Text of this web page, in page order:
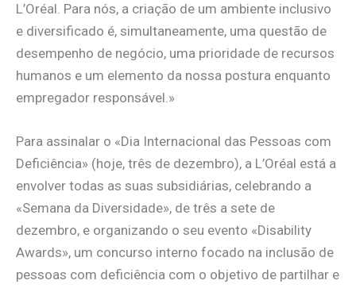
L’Oréal. Para nós, a criação de um ambiente inclusivo
e diversificado é, simultaneamente, uma questão de
desempenho de negócio, uma prioridade de recursos
humanos e um elemento da nossa postura enquanto
empregador responsável.»
Para assinalar o «Dia Internacional das Pessoas com
Deficiência» (hoje, três de dezembro), a L’Oréal está a
envolver todas as suas subsidiárias, celebrando a
«Semana da Diversidade», de três a sete de
dezembro, e organizando o seu evento «Disability
Awards», um concurso interno focado na inclusão de
pessoas com deficiência com o objetivo de partilhar e